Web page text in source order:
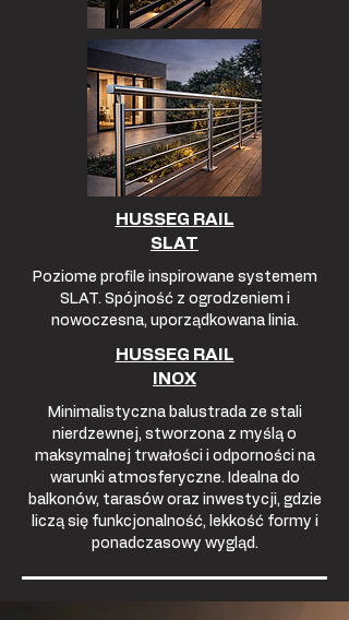
HUSSEG RAIL
SLAT
Poziome profile inspirowane systemem
SLAT. Spójność z ogrodzeniem i
nowoczesna, uporządkowana linia.
HUSSEG RAIL
INOX
Minimalistyczna balustrada ze stali
nierdzewnej, stworzona z myślą o
maksymalnej trwałości i odporności na
warunki atmosferyczne. Idealna do
balkonów, tarasów oraz inwestycji, gdzie
liczą się funkcjonalność, lekkość formy i
ponadczasowy wygląd.